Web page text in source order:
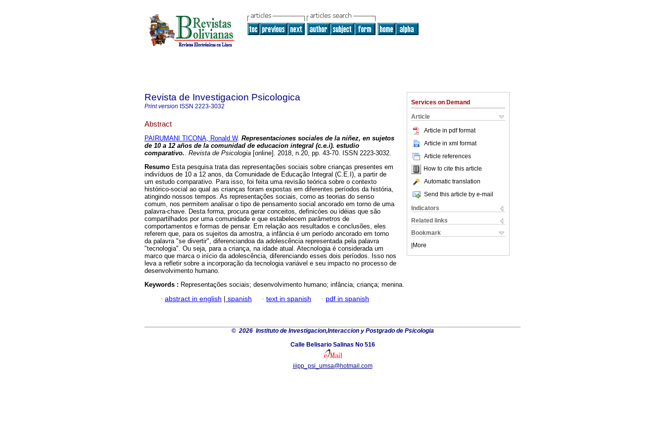
Services on Demand
Article
Article in pdf format
Article in xml format
Article references
How to cite this article
Automatic translation
Send this article by e-mail
Indicators
Related links
Bookmark
More
Revista de Investigacion Psicologica
Print version ISSN 2223-3032
Abstract
PAIRUMANI TICONA, Ronald W. Representaciones sociales de la niñez, en sujetos
de 10 a 12 años de la comunidad de educacion integral (c.e.i). estudio
comparativo.. Revista de Psicologia [online]. 2018, n.20, pp. 43-70. ISSN 2223-3032.
Resumo Esta pesquisa trata das representações sociais sobre crianças presentes em
indivíduos de 10 a 12 anos, da Comunidade de Educação Integral (C.E.I), a partir de
um estudo comparativo. Para isso, foi feita uma revisão teórica sobre o contexto
histórico-social ao qual as crianças foram expostas em diferentes períodos da história,
atingindo nossos tempos. As representações sociais, como as teorias do senso
comum, nos permitem analisar o tipo de pensamento social ancorado em torno de uma
palavra-chave. Desta forma, procura gerar conceitos, definicóes ou idéias que são
compartilhados por uma comunidade e que estabelecem parâmetros de
comportamentos e formas de pensar. Em relação aos resultados e conclusões, eles
referem que, para os sujeitos da amostra, a infância é um período ancorado em torno
da palavra "se divertir", diferenciandoa da adolescência representada pela palavra
"tecnologia". Ou seja, para a criança, na idade atual. Atecnologia é considerada um
marco que marca o início da adolescência, diferenciando esses dois períodos. Isso nos
leva a refletir sobre a incorporação da tecnologia variável e seu impacto no processo de
desenvolvimento humano.
Keywords : Representações sociais; desenvolvimento humano; infância; criança; menina.
· abstract in english | spanish · text in spanish · pdf in spanish
©2026 Instituto de Investigacion,Interaccion y Postgrado de Psicologia
Calle Belisario Salinas No 516
iiipp_psi_umsa@hotmail.com